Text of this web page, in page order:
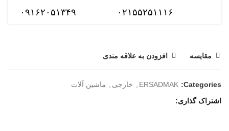
۰۲۱۵۵۲۵۱۱۱۶
۰۹۱۶۲۰۵۱۳۴۹
مقایسه افزودن به علاقه مندی
Categories:
ERSADMAK خارجی ماشین آلات
اشتراک گذاری